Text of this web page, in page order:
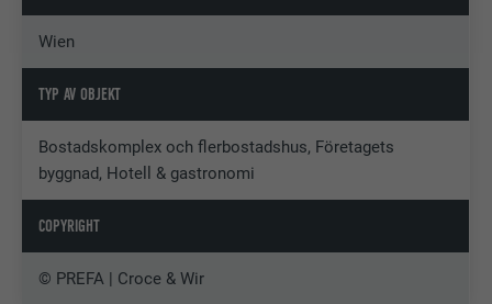
Wien
TYP AV OBJEKT
Bostadskomplex och flerbostadshus, Företagets
byggnad, Hotell & gastronomi
COPYRIGHT
© PREFA | Croce & Wir